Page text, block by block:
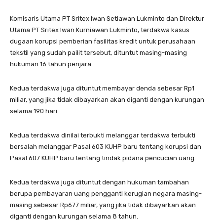
Komisaris Utama PT Sritex Iwan Setiawan Lukminto dan Direktur
Utama PT Sritex Iwan Kurniawan Lukminto, terdakwa kasus
dugaan korupsi pemberian fasilitas kredit untuk perusahaan
tekstil yang sudah pailit tersebut, dituntut masing-masing
hukuman 16 tahun penjara.
Kedua terdakwa juga dituntut membayar denda sebesar Rp1
miliar, yang jika tidak dibayarkan akan diganti dengan kurungan
selama 190 hari.
Kedua terdakwa dinilai terbukti melanggar terdakwa terbukti
bersalah melanggar Pasal 603 KUHP baru tentang korupsi dan
Pasal 607 KUHP baru tentang tindak pidana pencucian uang.
Kedua terdakwa juga dituntut dengan hukuman tambahan
berupa pembayaran uang pengganti kerugian negara masing-
masing sebesar Rp677 miliar, yang jika tidak dibayarkan akan
diganti dengan kurungan selama 8 tahun.